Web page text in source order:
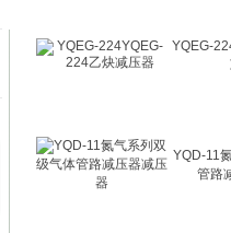
YQEG-
YQD-11
管路